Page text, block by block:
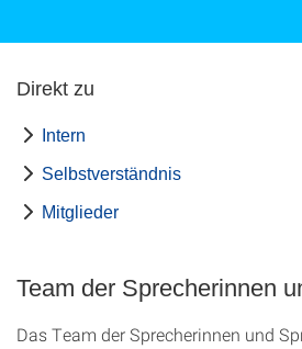
Direkt zu
Intern
Selbstverständnis
Mitglieder
Team der Sprecherinnen
Das Team der Sprecherinnen und